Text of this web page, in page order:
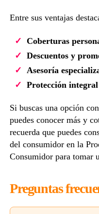
Entre sus ventajas
Coberturas
Descuentos y
Asesoría
Protección
Si buscas una opción
puedes conocer más y
recuerda que puedes
del consumidor en la
Consumidor para tomar
Preguntas